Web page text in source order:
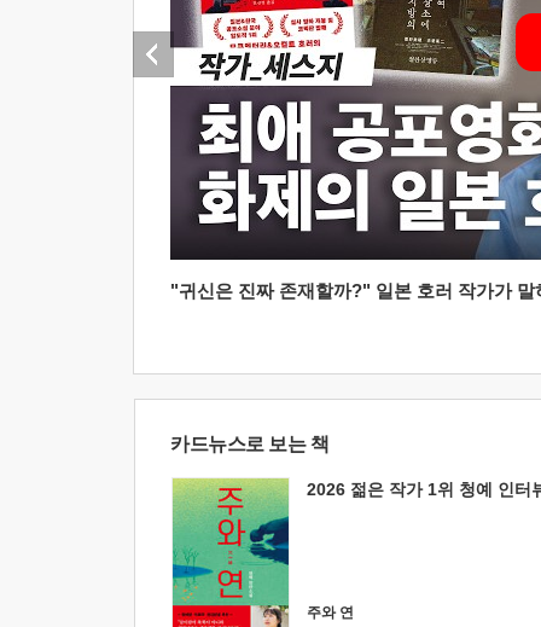
"귀신은 진짜 존재할까?" 일본 호러 작가가
카드뉴스로 보는 책
2026 젊은 작가 1위 청예 인터
주와 연